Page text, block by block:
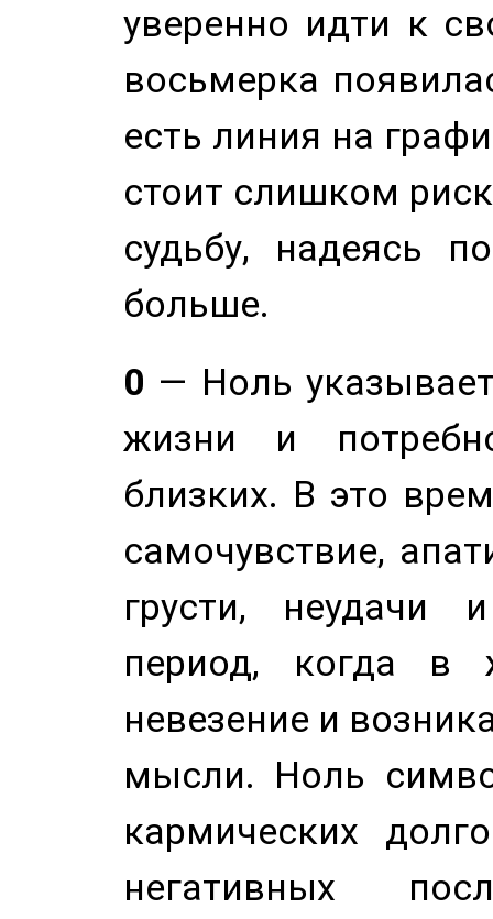
уверенно идти к
восьмерка
есть линия на
стоит слишком
судьбу, надеясь
больше.
0 — Ноль
жизни и
близких. В это
самочувствие,
грусти, неудачи
период, когда в
невезение и
мысли. Ноль
кармических
негативных